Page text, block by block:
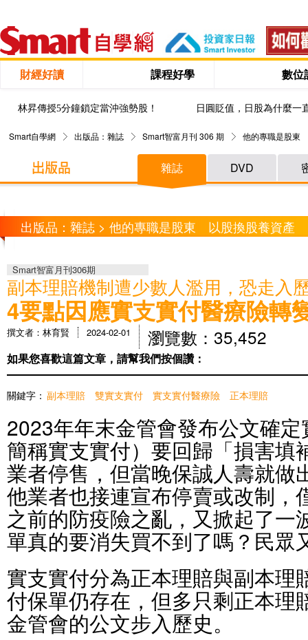
財經好讀 課程好學 數位
林昇傳授5分鐘鎖定當沖強勢股！ 日圓貶值，日股為什麼一
Smart自學網 出版品：雜誌 Smart智富月刊 306 期 他的專職是股東
雜誌 DVD
出版品：雜誌 > 他的專職是股東 以股換股養資產
Smart智富月刊306期
副本理賠機制遭少數人濫用，恐走入
4要點因應實支實付醫療險轉
撰文者：林育賢 2024-02-01 瀏覽數：35,452
如果您喜歡這篇文章，請幫我們按個讚：
關鍵字： 副本理賠 雙實支實付 實支實付醫療險 正本理賠
2023年年末金管會發布公文確
簡稱實支實付）要回歸「損害填
業者停售，但當晚保誠人壽就做
他業者也接連宣布停賣或改制，
之前的防疫險之亂，又掀起了一
單真的要消失買不到了嗎？民眾
實支實付分為正本理賠與副本理
付保單仍存在，但多只剩正本理
金管會的公文步入歷史。